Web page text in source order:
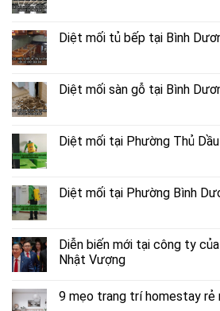
Diệt mối tủ bếp tại Bình
Diệt mối sàn gỗ tại Bình
Diệt mối tại Phường Thủ
Diệt mối tại Phường Bình
Diễn biến mới tại công ty
Nhật Vượng
9 mẹo trang trí homestay rẻ